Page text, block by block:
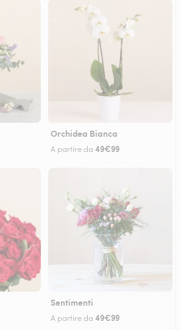
Orchidea Bianca
A partire da 49€99
Sentimenti
A partire da 49€99